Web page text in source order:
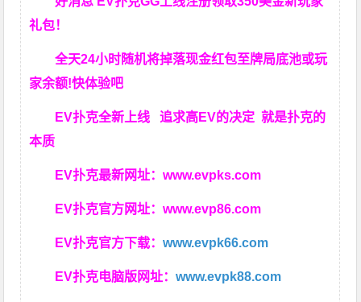
礼包！
全天24小时随机将掉落现金红包至牌局底池或玩
家余额!快体验吧
EV扑克全新上线 追求高EV的决定就是扑克的
本质
EV扑克最新网址：www.evpks.com
EV扑克官方网址：www.evp86.com
EV扑克官方下载：www.evpk66.com
EV扑克电脑版网址：www.evpk88.com